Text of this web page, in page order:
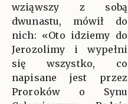
wziąwszy z sobą
dwunastu, mówił do
nich: «Oto idziemy do
Jerozolimy i wypełni
się wszystko, co
napisane jest przez
Proroków o Synu